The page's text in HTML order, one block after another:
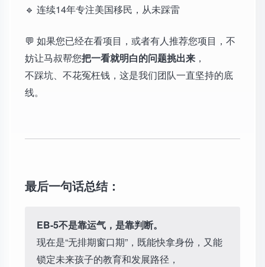
🔹 连续14年专注美国移民，从未踩雷
💬 如果您已经在看项目，或者有人推荐您项目，不
妨让马叔帮您把一看就明白的问题挑出来 ，
不踩坑、不花冤枉钱，这是我们团队一直坚持的底
线。
最后一句话总结：
EB-5不是靠运气，是靠判断。
现在是“无排期窗口期”，既能快拿身份，又能
锁定未来孩子的教育和发展路径，